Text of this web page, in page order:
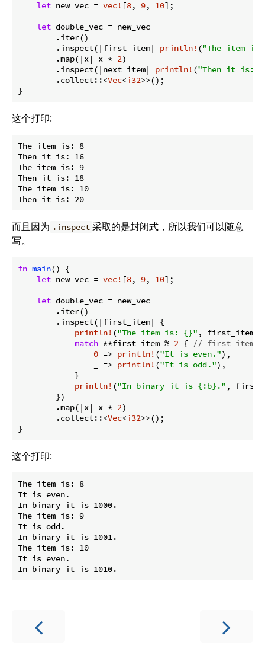
let new_vec = vec! [8, 9, 10];
let double_vec = new_vec
        .iter()
        .inspect(|first_item|
println! ("The item
        .map(|x| x *
2)
        .inspect(|next_item|
println! ("Then it is:
        .collect::<
Vec<i32>>();
}
这个打印:
The item is: 8
Then it is: 16
The item is: 9
Then it is: 18
The item is: 10
而且因为 .inspect 采取的是封闭式，所以我们可以随意
写。
fn main() {
let new_vec = vec! [8, 9, 10];
let double_vec = new_vec
        .iter()
        .inspect(|first_item| {
println! ("The item is: {}" , first_item);
match **first_item % 2 {
// first item is
0 => println! ("It is even."),
                _ =>
println! ("It is odd."),
            }
println! ("In binary it is {:b}." ,
        })
        .map(|x| x *
2)
        .collect::<
Vec<i32>>();
}
这个打印:
The item is: 8
It is even.
In binary it is 1000.
The item is: 9
It is odd.
In binary it is 1001.
The item is: 10
It is even.